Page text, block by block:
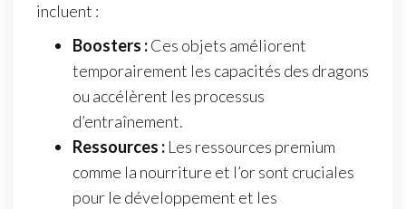
incluent :
Boosters :Ces objets améliorent
temporairement les capacités des dragons
ou accélèrent les processus
d’entraînement.
Ressources : Les ressources premium
comme la nourriture et l’or sont cruciales
pour le développement et les